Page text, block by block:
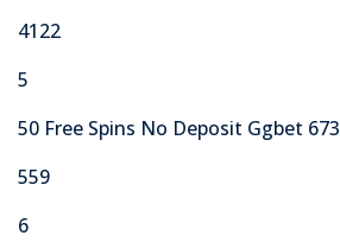
4122
5
50 Free Spins No Deposit Ggbet 673
559
6